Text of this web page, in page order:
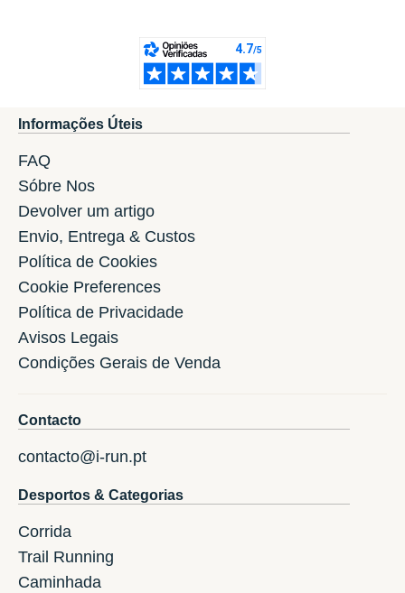
Informações Úteis
FAQ
Sóbre Nos
Devolver um artigo
Envio, Entrega & Custos
Política de Cookies
Cookie Preferences
Política de Privacidade
Avisos Legais
Condições Gerais de Venda
Contacto
contacto@i-run.pt
Desportos & Categorias
Corrida
Trail Running
Caminhada